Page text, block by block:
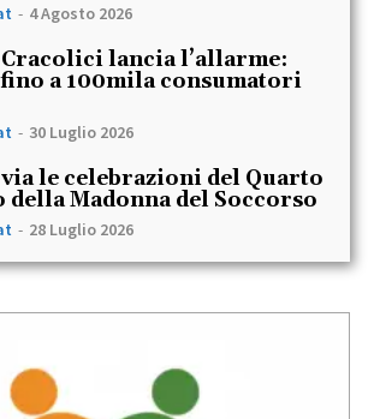
- 4 Agosto 2026
lancia l’allarme:
a 100mila consumatori
- 30 Luglio 2026
via le celebrazioni del Quarto
della Madonna del Soccorso
- 28 Luglio 2026